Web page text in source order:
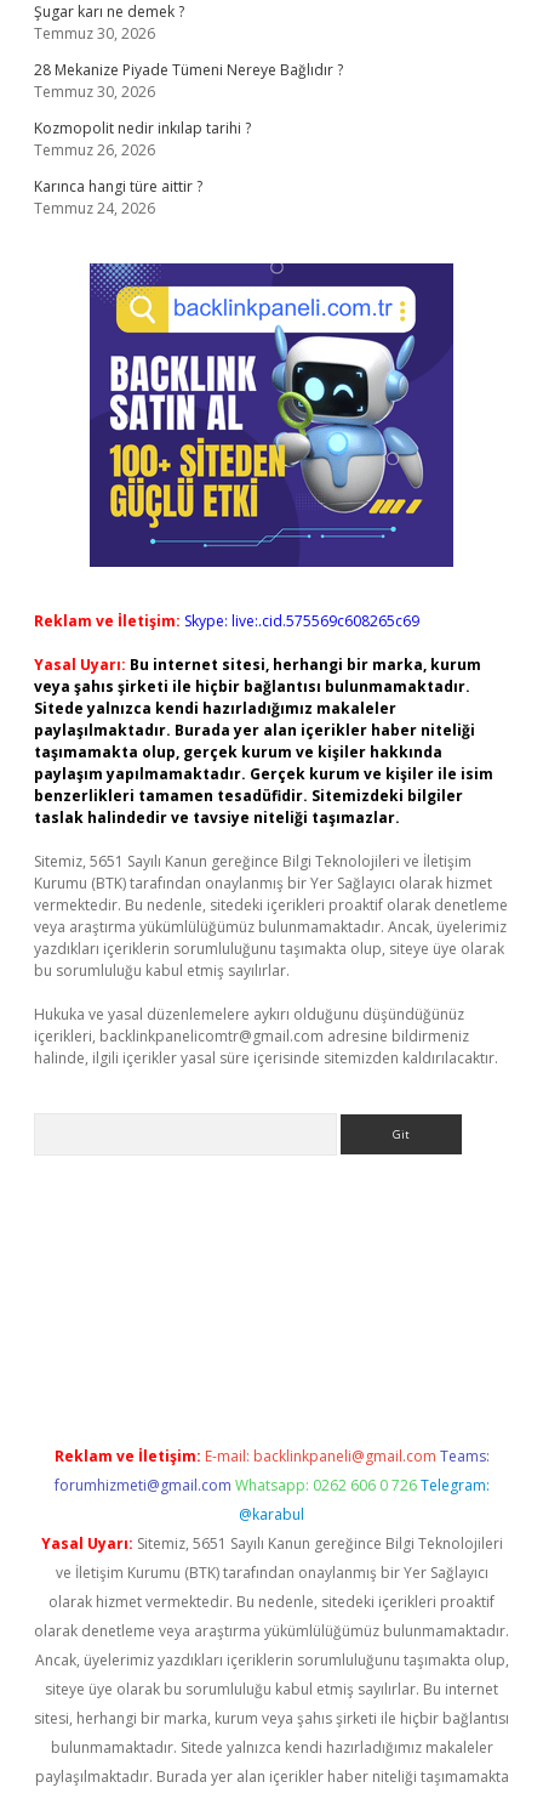
Şugar karı ne demek ?
Temmuz 30, 2026
28 Mekanize Piyade Tümeni Nereye Bağlıdır ?
Temmuz 30, 2026
Kozmopolit nedir inkılap tarihi ?
Temmuz 26, 2026
Karınca hangi türe aittir ?
Temmuz 24, 2026
Reklam ve İletişim: Skype: live:.cid.575569c608265c69
Yasal Uyarı: Bu internet sitesi, herhangi bir marka, kurum
veya şahıs şirketi ile hiçbir bağlantısı bulunmamaktadır.
Sitede yalnızca kendi hazırladığımız makaleler
paylaşılmaktadır. Burada yer alan içerikler haber niteliği
taşımamakta olup, gerçek kurum ve kişiler hakkında
paylaşım yapılmamaktadır. Gerçek kurum ve kişiler ile isim
benzerlikleri tamamen tesadüfidir. Sitemizdeki bilgiler
taslak halindedir ve tavsiye niteliği taşımazlar.
Sitemiz, 5651 Sayılı Kanun gereğince Bilgi Teknolojileri ve İletişim
Kurumu (BTK) tarafından onaylanmış bir Yer Sağlayıcı olarak hizmet
vermektedir. Bu nedenle, sitedeki içerikleri proaktif olarak denetleme
veya araştırma yükümlülüğümüz bulunmamaktadır. Ancak, üyelerimiz
yazdıkları içeriklerin sorumluluğunu taşımakta olup, siteye üye olarak
bu sorumluluğu kabul etmiş sayılırlar.
Hukuka ve yasal düzenlemelere aykırı olduğunu düşündüğünüz
içerikleri, backlinkpanelicomtr@gmail.com adresine bildirmeniz
halinde, ilgili içerikler yasal süre içerisinde sitemizden kaldırılacaktır.
Reklam ve İletişim: E-mail: backlinkpaneli@gmail.com Teams:
forumhizmeti@gmail.com Whatsapp: 0262 606 0 726 Telegram:
@karabul
Yasal Uyarı: Sitemiz, 5651 Sayılı Kanun gereğince Bilgi Teknolojileri
ve İletişim Kurumu (BTK) tarafından onaylanmış bir Yer Sağlayıcı
olarak hizmet vermektedir. Bu nedenle, sitedeki içerikleri proaktif
olarak denetleme veya araştırma yükümlülüğümüz bulunmamaktadır.
Ancak, üyelerimiz yazdıkları içeriklerin sorumluluğunu taşımakta olup,
siteye üye olarak bu sorumluluğu kabul etmiş sayılırlar. Bu internet
sitesi, herhangi bir marka, kurum veya şahıs şirketi ile hiçbir bağlantısı
bulunmamaktadır. Sitede yalnızca kendi hazırladığımız makaleler
paylaşılmaktadır. Burada yer alan içerikler haber niteliği taşımamakta